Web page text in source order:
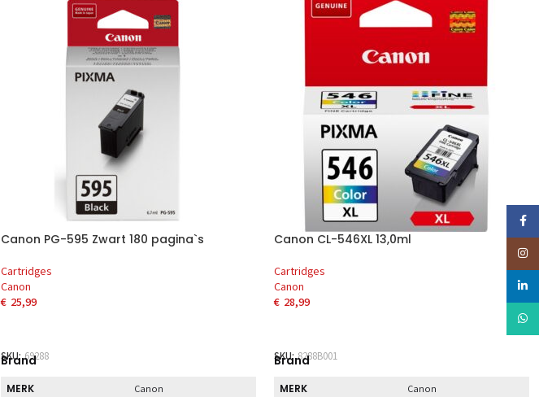
Canon PG-595 Zwart 180 pagina`s
Cartridges
Canon
€ 25,99
SKU:69288
Brand
MERK Canon
Canon CL-546XL 13,0ml
Cartridges
Canon
€ 28,99
SKU:8288B001
Brand
MERK Canon